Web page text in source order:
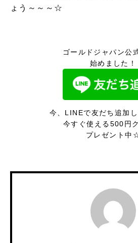
ょう～～～☆
ゴールドジャパン公
始めました！
今、LINEで友だち追加し
今すぐ使える500円
プレゼント中